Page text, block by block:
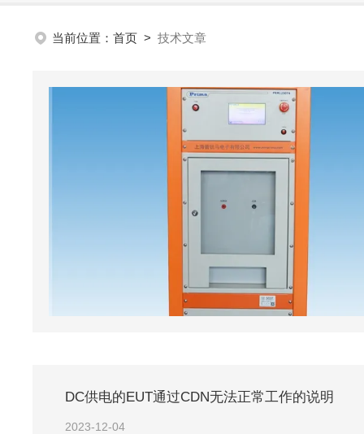
当前位置： 首页 > 技术文章
DC供电的EUT通过CDN无法正常工作的说明
2023-12-04